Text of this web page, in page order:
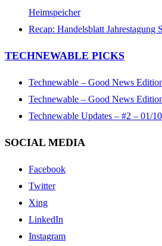
Heimspeicher
Recap: Handelsblatt Jahrestagung
TECHNEWABLE PICKS
Technewable – Good News
Technewable – Good News
Technewable Updates – #2 – 01/
SOCIAL MEDIA
Facebook
Twitter
Xing
LinkedIn
Instagram